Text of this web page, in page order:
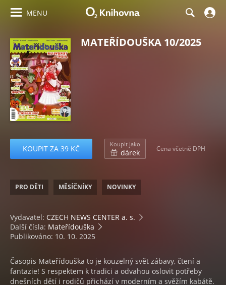
MENU
MATEŘÍDOUŠKA 10/2025
KOUPIT ZA 39 KČ Koupit jako
dárek Cena včetně DPH
PRO DĚTI MĚSÍČNÍKY NOVINKY
Vydavatel: CZECH NEWS CENTER a. s.
Další čísla: Mateřídouška
Publikováno: 10. 10. 2025
Časopis Mateřídouška to je kouzelný svět zábavy, čtení a
fantazie! S respektem k tradici a odvahou oslovit potřeby
dnešních dětí i rodičů přichází v moderním a svěžím kabátě.